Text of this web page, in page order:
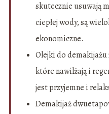
skutecznie usuwają
ciepłej wody, są
ekonomiczne.
Olejki do
które nawilżają i
jest przyjemne i
Demakijaż